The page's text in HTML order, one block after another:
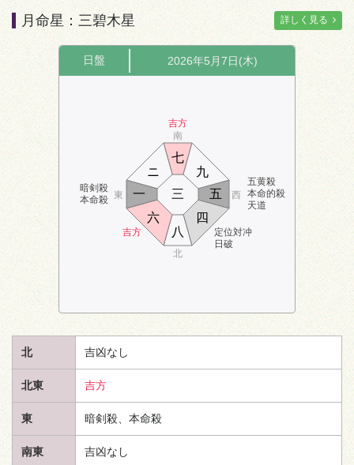
月命星：三碧木星 詳しく見る
日盤 2026年5月7日(木)
吉方
暗剣殺
本命殺
五黄殺
本命的殺
天道
吉方
定位対冲
日破
南
北
東 西
八
九
一
ニ
三
四
五
六
七
北 吉凶なし
北東 吉方
東 暗剣殺、本命殺
南東 吉凶なし